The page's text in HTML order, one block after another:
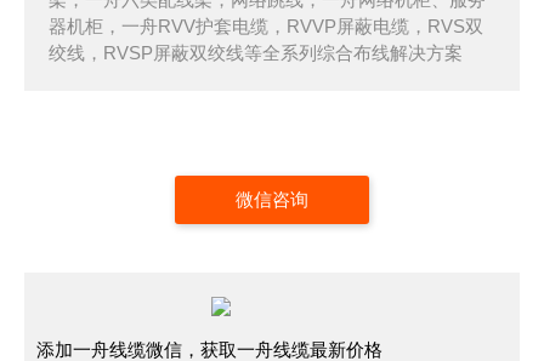
器机柜，一舟RVV护套电缆，RVVP屏蔽电缆，RVS双
绞线，RVSP屏蔽双绞线等全系列综合布线解决方案
微信咨询
添加一舟线缆微信，获取一舟线缆最新价格